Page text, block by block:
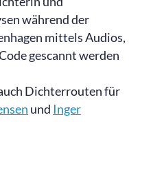
während der
mittels Audios,
gescannt werden
Dichterrouten für
und Inger